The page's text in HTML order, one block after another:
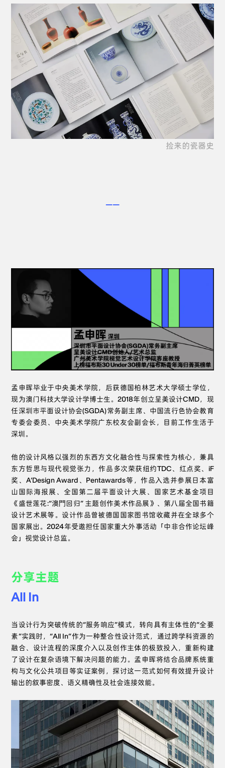
捡来的瓷器史
——
孟申晖毕业于中央美术学院，后获德国柏林艺术大学硕士学位，
现为澳门科技大学设计学博士生。2018年创立呈美设计CMD，现
任深圳市平面设计协会(SGDA)常务副主席、中国流行色协会教育
专委会委员、中央美术学院广东校友会副会长，目前工作生活于
深圳。
他的设计风格以强烈的东西方文化融合性与探索性为核心，兼具
东方哲思与现代视觉张力，作品多次荣获纽约TDC、红点奖、iF
奖、A’Design Award、Pentawards等，作品入选并参展日本富
山国际海报展、全国第二届平面设计大展、国家艺术基金项目
《盛世莲花:“澳門回归” 主题创作美术作品展》、第八届全国书籍
设计艺术展等。设计作品曾被德国国家图书馆收藏并在全球多个
国家展出。2024年受邀担任国家重大外事活动「中非合作论坛峰
会」视觉设计总监。
分享主题
All In
当设计行为突破传统的“服务响应”模式，转向具有主体性的“全要
素”实践时，“All In”作为一种整合性设计范式，通过跨学科资源的
融合、设计流程的深度介入以及创作主体的极致投入，重新构建
了设计在复杂语境下解决问题的能力。孟申晖将结合品牌系统重
构与文化公共项目等实证案例，探讨这一范式如何有效提升设计
输出的叙事密度、语义精确性及社会连接效能。